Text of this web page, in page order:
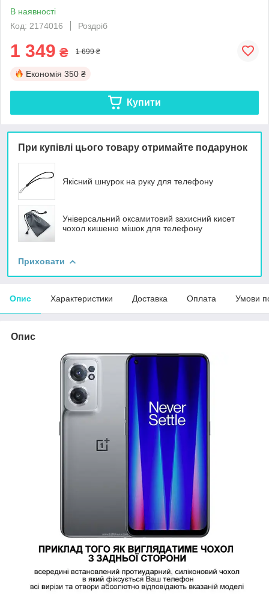
В наявності
Код: 2174016
Роздріб
1 349 ₴ 1 699 ₴
Економія 350 ₴
Купити
При купівлі цього товару отримайте подарунок
Якісний шнурок на руку для телефону
Універсальний оксамитовий захисний кисет
чохол кишеню мішок для телефону
Приховати
Опис Характеристики Доставка Оплата Умови
Опис